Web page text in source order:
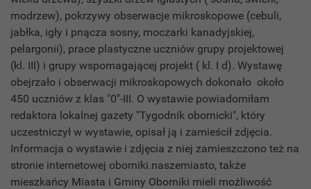
modrzew), pokrzywy obserwacje mikroskopowe (cebuli,
jabłka, igły i pnącza sosny, moczarki kanadyjskiej,
pelargonii), prace plastyczne uczniów grupy projektowej
(kl. III) i grupy wspomagającej projekt ( kl. I d). Wystawę
obejrzało i obserwacji mikroskopowych dokonało około
450 uczniów z klas "0"-III. O wystawie powiadomiłam
redaktora lokalnej gazety "Tygodnik obornicki", który
uczestniczył w wystawie, opisał ją i zamieścił zdjęcia.
Informacja o wystawie i zdjęcia z niej zamieszczono też na
stronie internetowej oborniki.naszemiasto, także
mieszkańcy Miasta i Gminy Oborniki mieli możliwość